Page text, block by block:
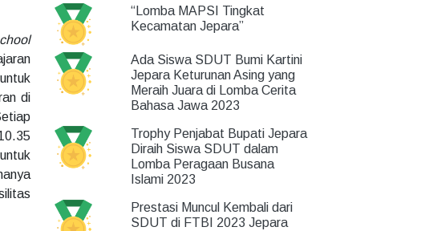
di
“Lomba MAPSI Tingkat
Kecamatan Jepara”
Ada Siswa SDUT Bumi Kartini
Jepara Keturunan Asing yang
Meraih Juara di Lomba Cerita
Bahasa Jawa 2023
Trophy Penjabat Bupati Jepara
Diraih Siswa SDUT dalam
Lomba Peragaan Busana
Islami 2023
Prestasi Muncul Kembali dari
SDUT di FTBI 2023 Jepara